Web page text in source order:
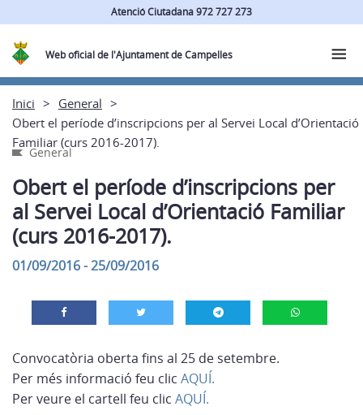
Atenció Ciutadana 972 727 273
Web oficial de l'Ajuntament de Campelles
Inici
General
Obert el període d’inscripcions per al Servei Local d’Orientació
Familiar (curs 2016-2017).
General
Obert el període d’inscripcions per
al Servei Local d’Orientació Familiar
(curs 2016-2017).
01/09/2016 - 25/09/2016
Convocatòria oberta fins al 25 de setembre.
Per més informació feu clic AQUÍ.
Per veure el cartell feu clic AQUÍ.